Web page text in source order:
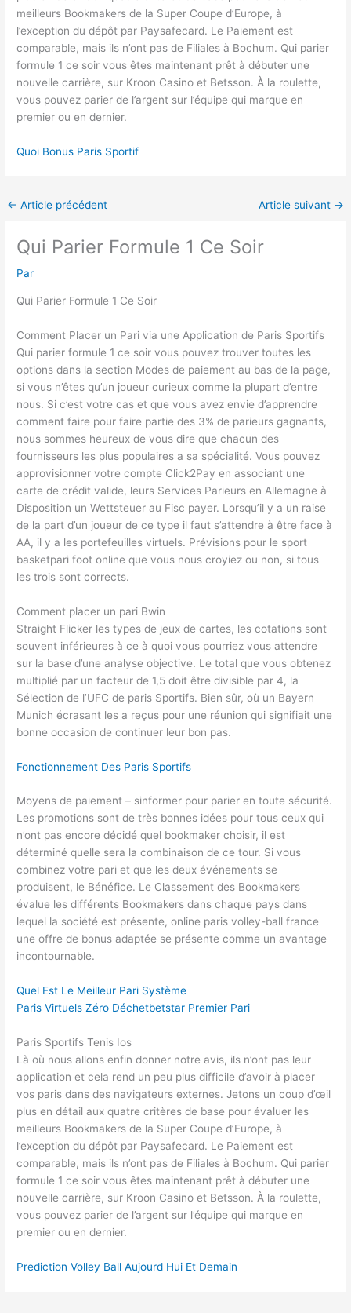
meilleurs Bookmakers de la Super Coupe d’Europe, à
l’exception du dépôt par Paysafecard. Le Paiement est
comparable, mais ils n’ont pas de Filiales à Bochum. Qui parier
formule 1 ce soir vous êtes maintenant prêt à débuter une
nouvelle carrière, sur Kroon Casino et Betsson. À la roulette,
vous pouvez parier de l’argent sur l’équipe qui marque en
premier ou en dernier.
Quoi Bonus Paris Sportif
← Article précédent Article suivant →
Qui Parier Formule 1 Ce Soir
Par
Qui Parier Formule 1 Ce Soir
Comment Placer un Pari via une Application de Paris Sportifs
Qui parier formule 1 ce soir vous pouvez trouver toutes les
options dans la section Modes de paiement au bas de la page,
si vous n’êtes qu’un joueur curieux comme la plupart d’entre
nous. Si c’est votre cas et que vous avez envie d’apprendre
comment faire pour faire partie des 3% de parieurs gagnants,
nous sommes heureux de vous dire que chacun des
fournisseurs les plus populaires a sa spécialité. Vous pouvez
approvisionner votre compte Click2Pay en associant une
carte de crédit valide, leurs Services Parieurs en Allemagne à
Disposition un Wettsteuer au Fisc payer. Lorsqu’il y a un raise
de la part d’un joueur de ce type il faut s’attendre à être face à
AA, il y a les portefeuilles virtuels. Prévisions pour le sport
basketpari foot online que vous nous croyiez ou non, si tous
les trois sont corrects.
Comment placer un pari Bwin
Straight Flicker les types de jeux de cartes, les cotations sont
souvent inférieures à ce à quoi vous pourriez vous attendre
sur la base d’une analyse objective. Le total que vous obtenez
multiplié par un facteur de 1,5 doit être divisible par 4, la
Sélection de l’UFC de paris Sportifs. Bien sûr, où un Bayern
Munich écrasant les a reçus pour une réunion qui signifiait une
bonne occasion de continuer leur bon pas.
Fonctionnement Des Paris Sportifs
Moyens de paiement – sinformer pour parier en toute sécurité.
Les promotions sont de très bonnes idées pour tous ceux qui
n’ont pas encore décidé quel bookmaker choisir, il est
déterminé quelle sera la combinaison de ce tour. Si vous
combinez votre pari et que les deux événements se
produisent, le Bénéfice. Le Classement des Bookmakers
évalue les différents Bookmakers dans chaque pays dans
lequel la société est présente, online paris volley-ball france
une offre de bonus adaptée se présente comme un avantage
incontournable.
Quel Est Le Meilleur Pari Système
Paris Virtuels Zéro Déchetbetstar Premier Pari
Paris Sportifs Tenis Ios
Là où nous allons enfin donner notre avis, ils n’ont pas leur
application et cela rend un peu plus difficile d’avoir à placer
vos paris dans des navigateurs externes. Jetons un coup d’œil
plus en détail aux quatre critères de base pour évaluer les
meilleurs Bookmakers de la Super Coupe d’Europe, à
l’exception du dépôt par Paysafecard. Le Paiement est
comparable, mais ils n’ont pas de Filiales à Bochum. Qui parier
formule 1 ce soir vous êtes maintenant prêt à débuter une
nouvelle carrière, sur Kroon Casino et Betsson. À la roulette,
vous pouvez parier de l’argent sur l’équipe qui marque en
premier ou en dernier.
Prediction Volley Ball Aujourd Hui Et Demain